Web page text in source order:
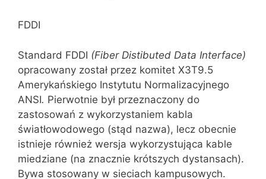
FDDI
Standard FDDI (Fiber Distibuted Data Interface)
opracowany został przez komitet X3T9.5
Amerykańskiego Instytutu Normalizacyjnego
ANSI. Pierwotnie był przeznaczony do
zastosowań z wykorzystaniem kabla
świa‌tłowodowego (stąd nazwa), lecz obecnie
istnieje również wersja wykorzystująca kable
miedziane (na znacznie krótszych dystansach).
Bywa stosowany w sieciach kampusowych.